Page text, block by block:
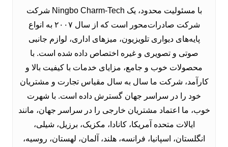
شرکت Ningbo Charm-Tech با مسئولیت محدود، یک
شرکت صادرات‌محور است که از سال ۲۰۰۷ به انواع
پایه‌های دیواری تلویزیون، میزهای اداری، لوازم جانبی
صوتی و تصویری و غیره اختصاص داده شده است. با
محصولات خوب و جامع، مزایای خدمات با کیفیت بالا و
کارآمد، شرکت ما سال به سال مقیاس تجارت و مشتریان
خود را در سراسر جهان گسترش داده است. با شهرت
خوب، ما اعتماد مشتریان خارجی را در سراسر جهان، مانند
ایالات متحده آمریکا، کانادا، مکزیک، برزیل، شیلی،
انگلستان، اسپانیا، فرانسه، هلند، آلمان، لهستان، روسیه،